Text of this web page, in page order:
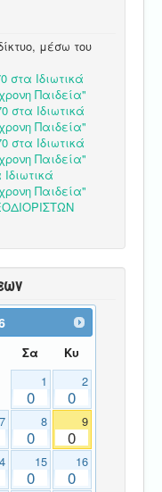
μέσω του
στα Ιδιωτικά
Παιδεία"
στα Ιδιωτικά
Παιδεία"
στα Ιδιωτικά
Παιδεία"
Παιδεία"
Σα Κυ
1
0
2
0
7 8
0
9
0
15
0
16
0